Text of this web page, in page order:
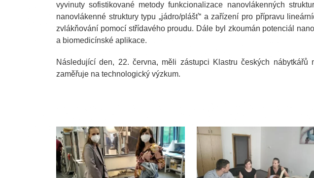
vyvinuty sofistikované metody funkcionalizace nanovlákenných
nanovlákenné struktury typu „jádro/plášť“ a zařízení pro přípravu
zvlákňování pomocí střídavého proudu. Dále byl zkoumán potenciál
a biomedicínské aplikace.
Následující den, 22. června, měli zástupci Klastru českých
zaměřuje na technologický výzkum.